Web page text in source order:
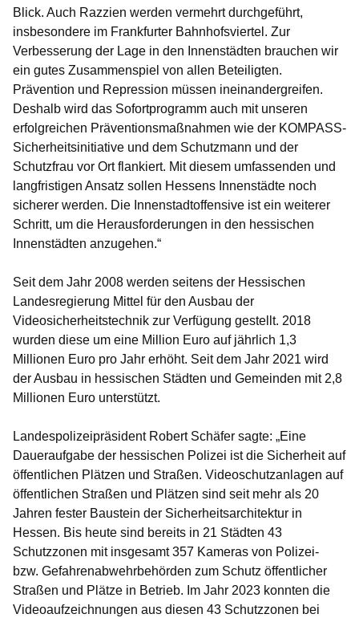
Blick. Auch Razzien werden vermehrt durchgeführt,
insbesondere im Frankfurter Bahnhofsviertel. Zur
Verbesserung der Lage in den Innenstädten brauchen wir
ein gutes Zusammenspiel von allen Beteiligten.
Prävention und Repression müssen ineinandergreifen.
Deshalb wird das Sofortprogramm auch mit unseren
erfolgreichen Präventionsmaßnahmen wie der KOMPASS-
Sicherheitsinitiative und dem Schutzmann und der
Schutzfrau vor Ort flankiert. Mit diesem umfassenden und
langfristigen Ansatz sollen Hessens Innenstädte noch
sicherer werden. Die Innenstadtoffensive ist ein weiterer
Schritt, um die Herausforderungen in den hessischen
Innenstädten anzugehen.“
Seit dem Jahr 2008 werden seitens der Hessischen
Landesregierung Mittel für den Ausbau der
Videosicherheitstechnik zur Verfügung gestellt. 2018
wurden diese um eine Million Euro auf jährlich 1,3
Millionen Euro pro Jahr erhöht. Seit dem Jahr 2021 wird
der Ausbau in hessischen Städten und Gemeinden mit 2,8
Millionen Euro unterstützt.
Landespolizeipräsident Robert Schäfer sagte: „Eine
Daueraufgabe der hessischen Polizei ist die Sicherheit auf
öffentlichen Plätzen und Straßen. Videoschutzanlagen auf
öffentlichen Straßen und Plätzen sind seit mehr als 20
Jahren fester Baustein der Sicherheitsarchitektur in
Hessen. Bis heute sind bereits in 21 Städten 43
Schutzzonen mit insgesamt 357 Kameras von Polizei-
bzw. Gefahrenabwehrbehörden zum Schutz öffentlicher
Straßen und Plätze in Betrieb. Im Jahr 2023 konnten die
Videoaufzeichnungen aus diesen 43 Schutzzonen bei